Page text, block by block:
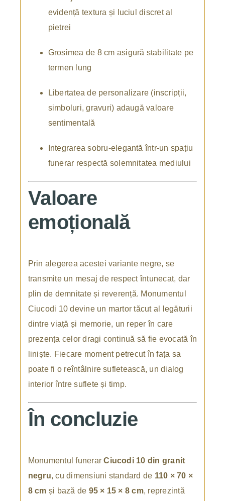
evidență textura și luciul discret al
pietrei
Grosimea de 8 cm asigură stabilitate pe
termen lung
Libertatea de personalizare (inscripții,
simboluri, gravuri) adaugă valoare
sentimentală
Integrarea sobru-elegantă într-un spațiu
funerar respectă solemnitatea mediului
Valoare
emoțională
Prin alegerea acestei variante negre, se
transmite un mesaj de respect întunecat, dar
plin de demnitate și reverență. Monumentul
Ciucodi 10 devine un martor tăcut al legăturii
dintre viață și memorie, un reper în care
prezența celor dragi continuă să fie evocată în
liniște. Fiecare moment petrecut în fața sa
poate fi o reîntâlnire sufletească, un dialog
interior între suflete și timp.
În concluzie
Monumentul funerarCiucodi 10 din granit
negru, cu dimensiuni standard de 110 × 70 ×
8 cm și bază de 95 × 15 × 8 cm, reprezintă